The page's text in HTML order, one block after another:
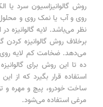
روش گالوانیزاسیون سرد یا
روی و آب یا نمک روی و
برخلاف روش گالوانیزه کردن
می‌دهد. ضخامت کم لایه روی
ده تا این روش برای
استفاده قرار بگیرد که از
ساخت خودرو، پیچ و مهره و
مرغی استفاده می‌شود.